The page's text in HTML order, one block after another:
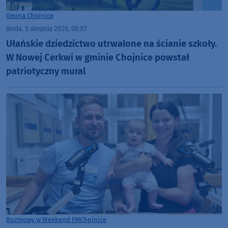
Gmina Chojnice
środa, 5 sierpnia 2026, 06:57
Ułańskie dziedzictwo utrwalone na ścianie szkoły.
W Nowej Cerkwi w gminie Chojnice powstał
patriotyczny mural
Rozmowy w Weekend FMChojnice